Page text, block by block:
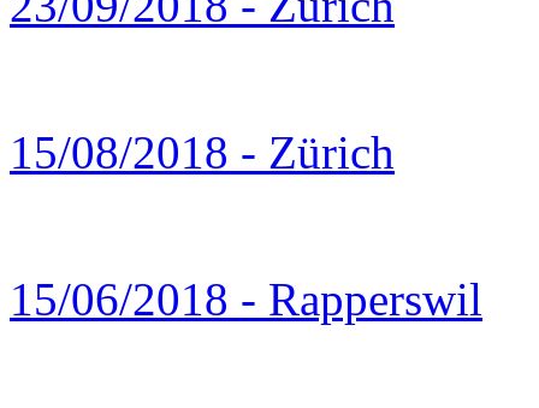
15/08/2018 - Zürich
15/06/2018 - Rapperswil